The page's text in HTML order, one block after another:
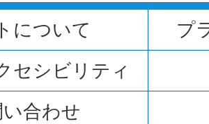
について
プ
セシビリティ
合わせ